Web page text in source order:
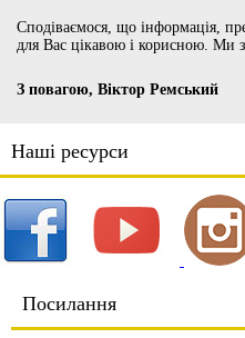
Сподіваємося, що інформація,
для Вас цікавою і корисною. Ми
З повагою, Віктор Ремський
Наші ресурси
Посилання